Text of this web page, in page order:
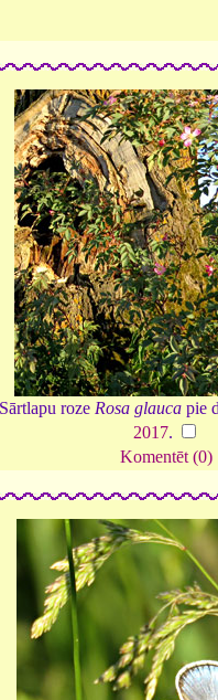
Sārtlapu roze Rosa glauca pie
2017.
Komentēt (0)